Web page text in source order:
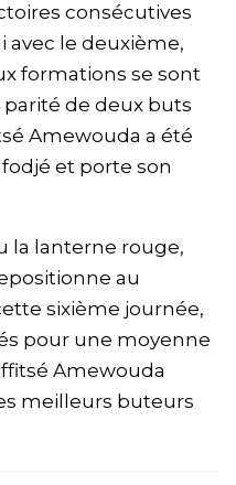
consécutives
avec le deuxième,
formations se sont
de deux buts
Amewouda a été
et porte son
la lanterne rouge,
au
sixième journée,
pour une moyenne
Amewouda
meilleurs buteurs